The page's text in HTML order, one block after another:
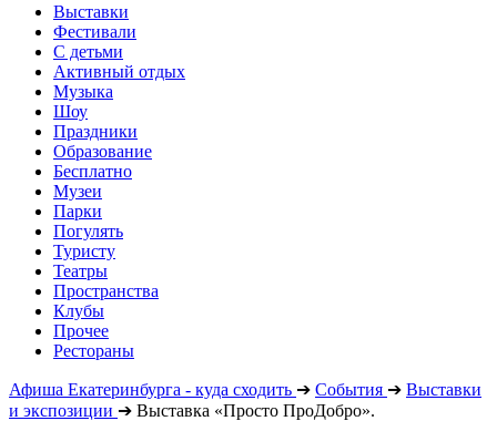
Выставки
Фестивали
С детьми
Активный отдых
Музыка
Шоу
Праздники
Образование
Бесплатно
Музеи
Парки
Погулять
Туристу
Театры
Пространства
Клубы
Прочее
Рестораны
Афиша Екатеринбурга - куда сходить ➔ События ➔ Выставки
и экспозиции ➔ Выставка «Просто ПроДобро».